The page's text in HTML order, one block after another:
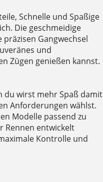
Schnelle und Spaßige
Die geschmeidige
Gangwechsel
und
Zügen genießen kannst.
du wirst mehr Spaß damit
Anforderungen wählst.
Modelle passend zu
Rennen entwickelt
Kontrolle und